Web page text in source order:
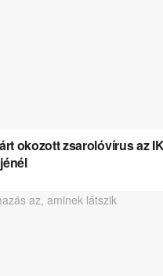
okozott zsarolóvírus az